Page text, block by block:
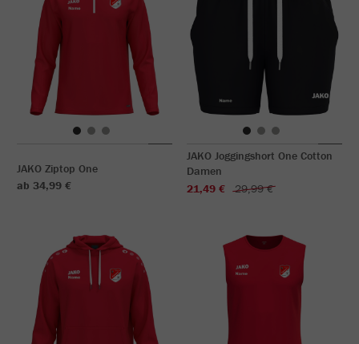
JAKO Ziptop One
ab 34,99 €
JAKO Joggingshort One Cotton
Damen
21,49 €
29,99 €